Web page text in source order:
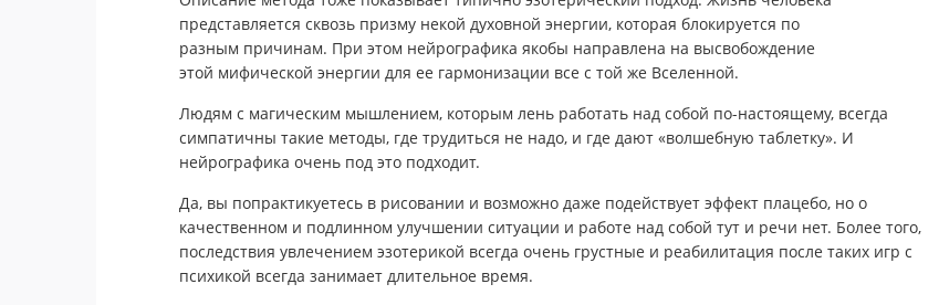
представляется сквозь призму некой духовной энергии, которая блокируется по
разным причинам. При этом нейрографика якобы направлена на высвобождение
этой мифической энергии для ее гармонизации все с той же Вселенной.
Людям с магическим мышлением, которым лень работать над собой по-настоящему, всегда
симпатичны такие методы, где трудиться не надо, и где дают «волшебную таблетку». И
нейрографика очень под это подходит.
Да, вы попрактикуетесь в рисовании и возможно даже подействует эффект плацебо, но о
качественном и подлинном улучшении ситуации и работе над собой тут и речи нет. Более того,
последствия увлечением эзотерикой всегда очень грустные и реабилитация после таких игр с
психикой всегда занимает длительное время.